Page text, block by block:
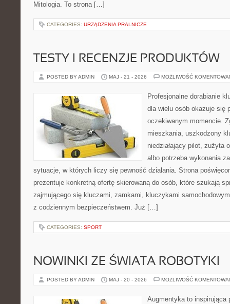
Mitologia. To strona […]
CATEGORIES: URZĄDZENIA PRALNICZE
TESTY I RECENZJE PRODUKTÓW
POSTED BY ADMIN MAJ - 21 - 2026 MOŻLIWOŚĆ
Profesjonalne dorabianie
dla wielu osób okazuje się
oczekiwanym momencie.
mieszkania, uszkodzony
niedziałający pilot, zużyta
albo potrzeba wykonania
sytuacje, w których liczy się pewność działania. Strona
prezentuje konkretną ofertę skierowaną do osób, które szukają
zajmującego się kluczami, zamkami, kluczykami
z codziennym bezpieczeństwem. Już […]
CATEGORIES: SPORT
NOWINKI ZE ŚWIATA ROBOTYKI
POSTED BY ADMIN MAJ - 20 - 2026 MOŻLIWOŚĆ
Augmentyka to inspirująca